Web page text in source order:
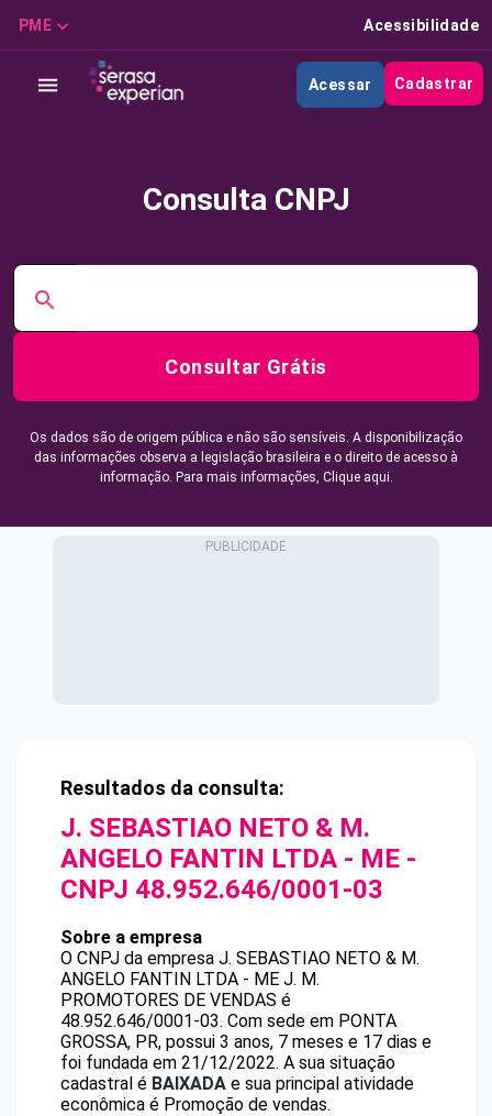
PME Acessibilidade
Acessar Cadastrar
Consulta CNPJ
Consultar Grátis
Os dados são de origem pública e não são sensíveis. A disponibilização
das informações observa a legislação brasileira e o direito de acesso à
informação. Para mais informações, Clique aqui.
Resultados da consulta:
J. SEBASTIAO NETO & M.
ANGELO FANTIN LTDA - ME -
CNPJ 48.952.646/0001-03
Sobre a empresa
O CNPJ da empresa J. SEBASTIAO NETO & M.
ANGELO FANTIN LTDA - ME J. M.
PROMOTORES DE VENDAS é
48.952.646/0001-03. Com sede em PONTA
GROSSA, PR, possui 3 anos, 7 meses e 17 dias e
foi fundada em 21/12/2022. A sua situação
cadastral é BAIXADA e sua principal atividade
econômica é Promoção de vendas.